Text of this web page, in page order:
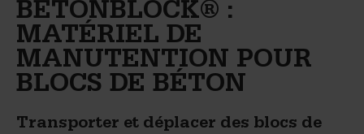
BETONBLOCK® :
MATÉRIEL DE
MANUTENTION POUR
BLOCS DE BÉTON
Transporter et déplacer des blocs de